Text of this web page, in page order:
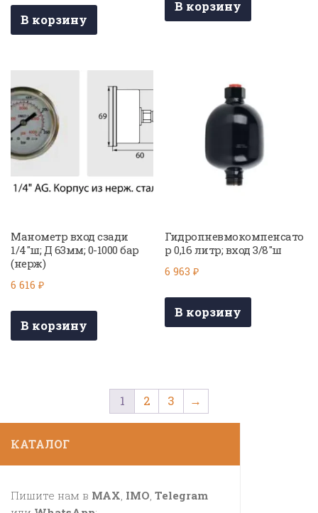
В корзину
В корзину
Манометр вход сзади
1/4″ш; Д 63мм; 0-1000 бар
(нерж)
6 616 ₽
В корзину
Гидропневмокомпенсато
р 0,16 литр; вход 3/8″ш
6 963₽
В корзину
1 2 3 →
КАТАЛОГ
Пишите нам в MAX IMO Telegram